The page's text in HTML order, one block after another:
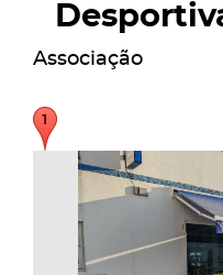
Associação